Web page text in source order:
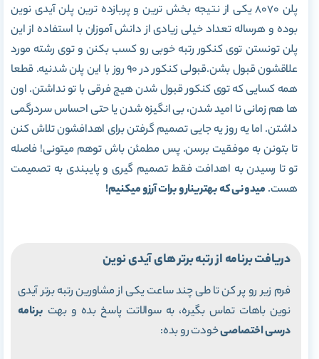
پلن 8070 یکی از نتیجه بخش ترین و پربازده ترین پلن آیدی نوین
بوده و هرساله تعداد خیلی زیادی از دانش آموزان با استفاده از این
پلن تونستن توی کنکور رتبه خوبی رو کسب بکنن و توی رشته مورد
علاقشون قبول بشن.قبولی کنکور در 90 روز با این پلن شدنیه. قطعا
همه کسایی که توی کنکور قبول شدن هیچ فرقی با تو نداشتن. اون
ها هم زمانی نا امید شدن، بی انگیزه شدن یا حتی احساس سردرگمی
داشتن. اما یه روز یه جایی تصمیم گرفتن برای اهدافشون تلاش کنن
تا بتونن به موفقیت برسن. پس مطمئن باش توهم میتونی! فاصله
تو تا رسیدن به اهدافت فقط تصمیم گیری و پایبندی به تصمیمت
هست. میدونی که بهترینارو برات آرزو میکنیم!
دریافت برنامه از رتبه برتر های آیدی نوین
فرم زیر رو پر کن تا طی چند ساعت یکی از مشاورین رتبه برتر آیدی
نوین باهات تماس بگیره، به سوالاتت پاسخ بده و بهت برنامه
درسی اختصاصیخودت رو بده: